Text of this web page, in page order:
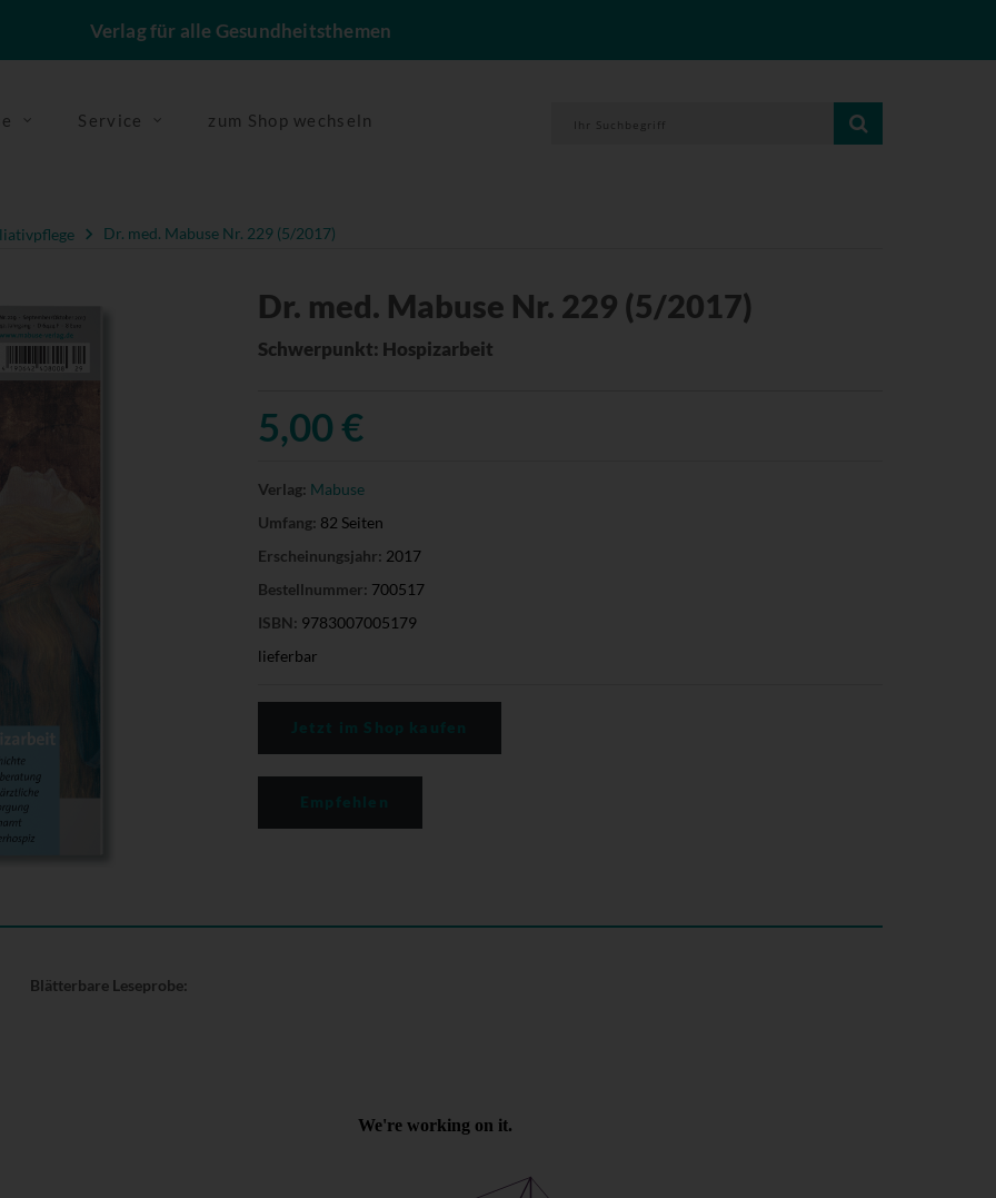
Verlag für alle Gesundheitsthemen
Service zum Shop wechseln
Dr. med. Mabuse Nr. 229 (5/2017)
Dr. med. Mabuse Nr. 229 (5/2017)
Schwerpunkt: Hospizarbeit
5,00 €
Verlag: Mabuse
Umfang: 82 Seiten
Erscheinungsjahr: 2017
Bestellnummer: 700517
ISBN: 9783007005179
lieferbar
Blätterbare Leseprobe: